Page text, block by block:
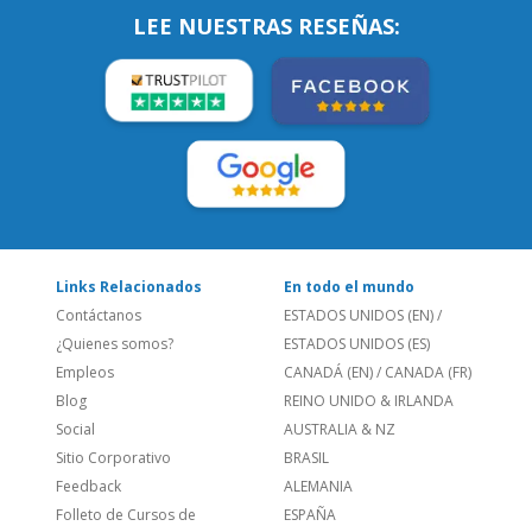
Contáctanos
¿Quienes somos?
Empleos
Blog
Social
Sitio Corporativo
Feedback
Folleto de Cursos de
Idiomas
ESTADOS UNIDOS (EN)
ESTADOS UNIDOS (ES)
CANADÁ (EN)/CANADA (FR)
REINO UNIDO & IRLANDA
AUSTRALIA & NZ
BRASIL
ALEMANIA
ESPAÑA
PORTUGAL